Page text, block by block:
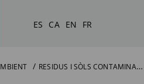
ES CA EN FR
RESIDUS I SÒLS CONTAMINATS